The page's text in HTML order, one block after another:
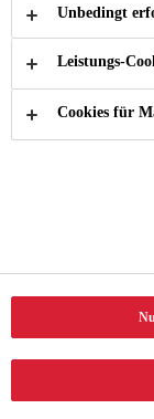
Swiss Life
und
wiedergewählt.
der Swiss Life
Der seitens PwC
Konzernrechnung
Partner (leitender
Unbedingt
Leistungs-
Cookies für